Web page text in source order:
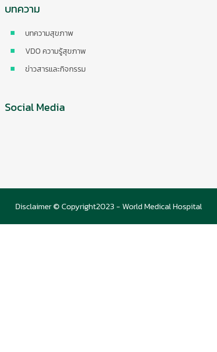
บทความ
บทความสุขภาพ
VDO ความรู้สุขภาพ
ข่าวสารและกิจกรรม
Social Media
Disclaimer © Copyright2023 - World Medical Hospital